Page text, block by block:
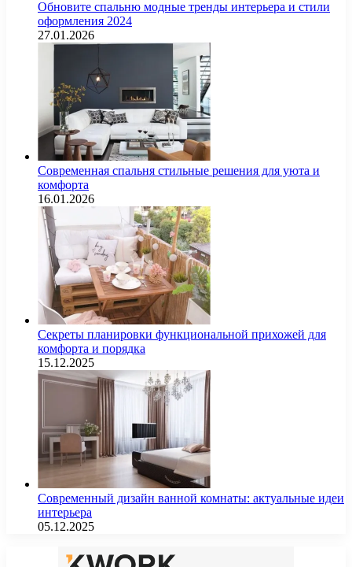
Обновите спальню модные тренды интерьера и стили
оформления 2024
27.01.2026
Современная спальня стильные решения для уюта и
комфорта
16.01.2026
Секреты планировки функциональной прихожей для
комфорта и порядка
15.12.2025
Современный дизайн ванной комнаты: актуальные идеи
интерьера
05.12.2025